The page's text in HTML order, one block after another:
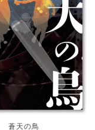
蒼天の鳥